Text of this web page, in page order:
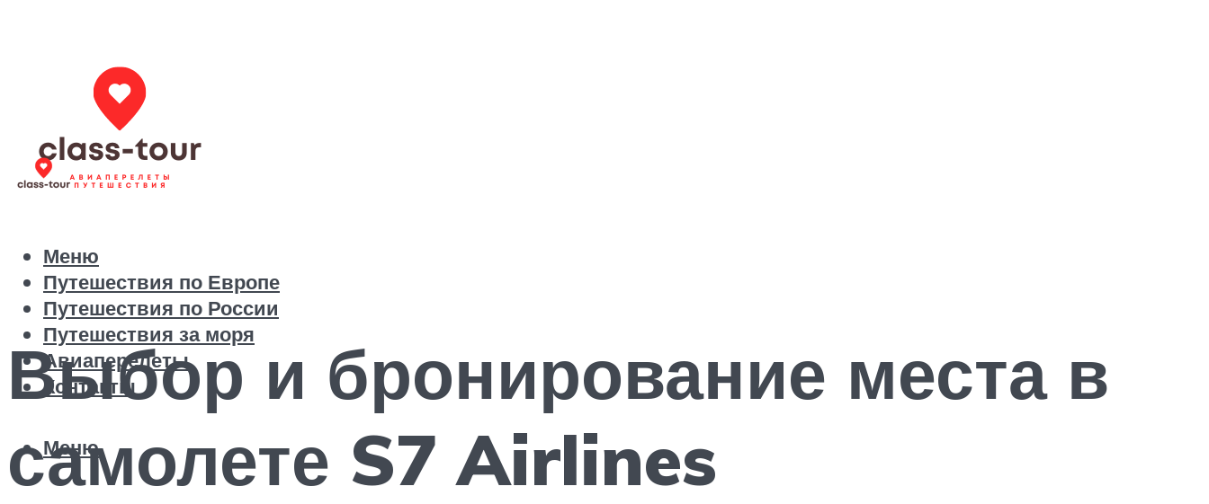
Путешествия по Европе
Путешествия по России
Путешествия за моря
Авиаперелеты
Контакты
Меню
Меню
Выбор и бронирование места в
самолете S7 Airlines